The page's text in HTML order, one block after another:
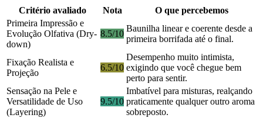
Critério avaliado Nota
O que percebemos
Primeira Impressão e
Evolução Olfativa (Dry-
down)
8.5/10
Baunilha linear e coerente desde a
primeira borrifada até o final.
Fixação Realista e
Projeção
6.5/10
Desempenho muito intimista,
exigindo que você chegue bem
perto para sentir.
Sensação na Pele e
Versatilidade de Uso
(Layering)
9.5/10
Imbatível para misturas, realçando
praticamente qualquer outro aroma
sobreposto.